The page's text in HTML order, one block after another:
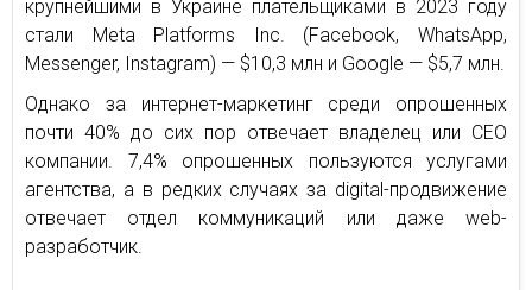
крупнейшими в Украине плательщиками в 2023 году
стали Meta Platforms Inc. (Facebook, WhatsApp,
Messenger, Instagram) — $10,3 млн и Google — $5,7 млн.
Однако за интернет-маркетинг среди опрошенных
почти 40% до сих пор отвечает владелец или CEO
компании. 7,4% опрошенных пользуются услугами
агентства, а в редких случаях за digital-продвижение
отвечает отдел коммуникаций или даже web-
разработчик.